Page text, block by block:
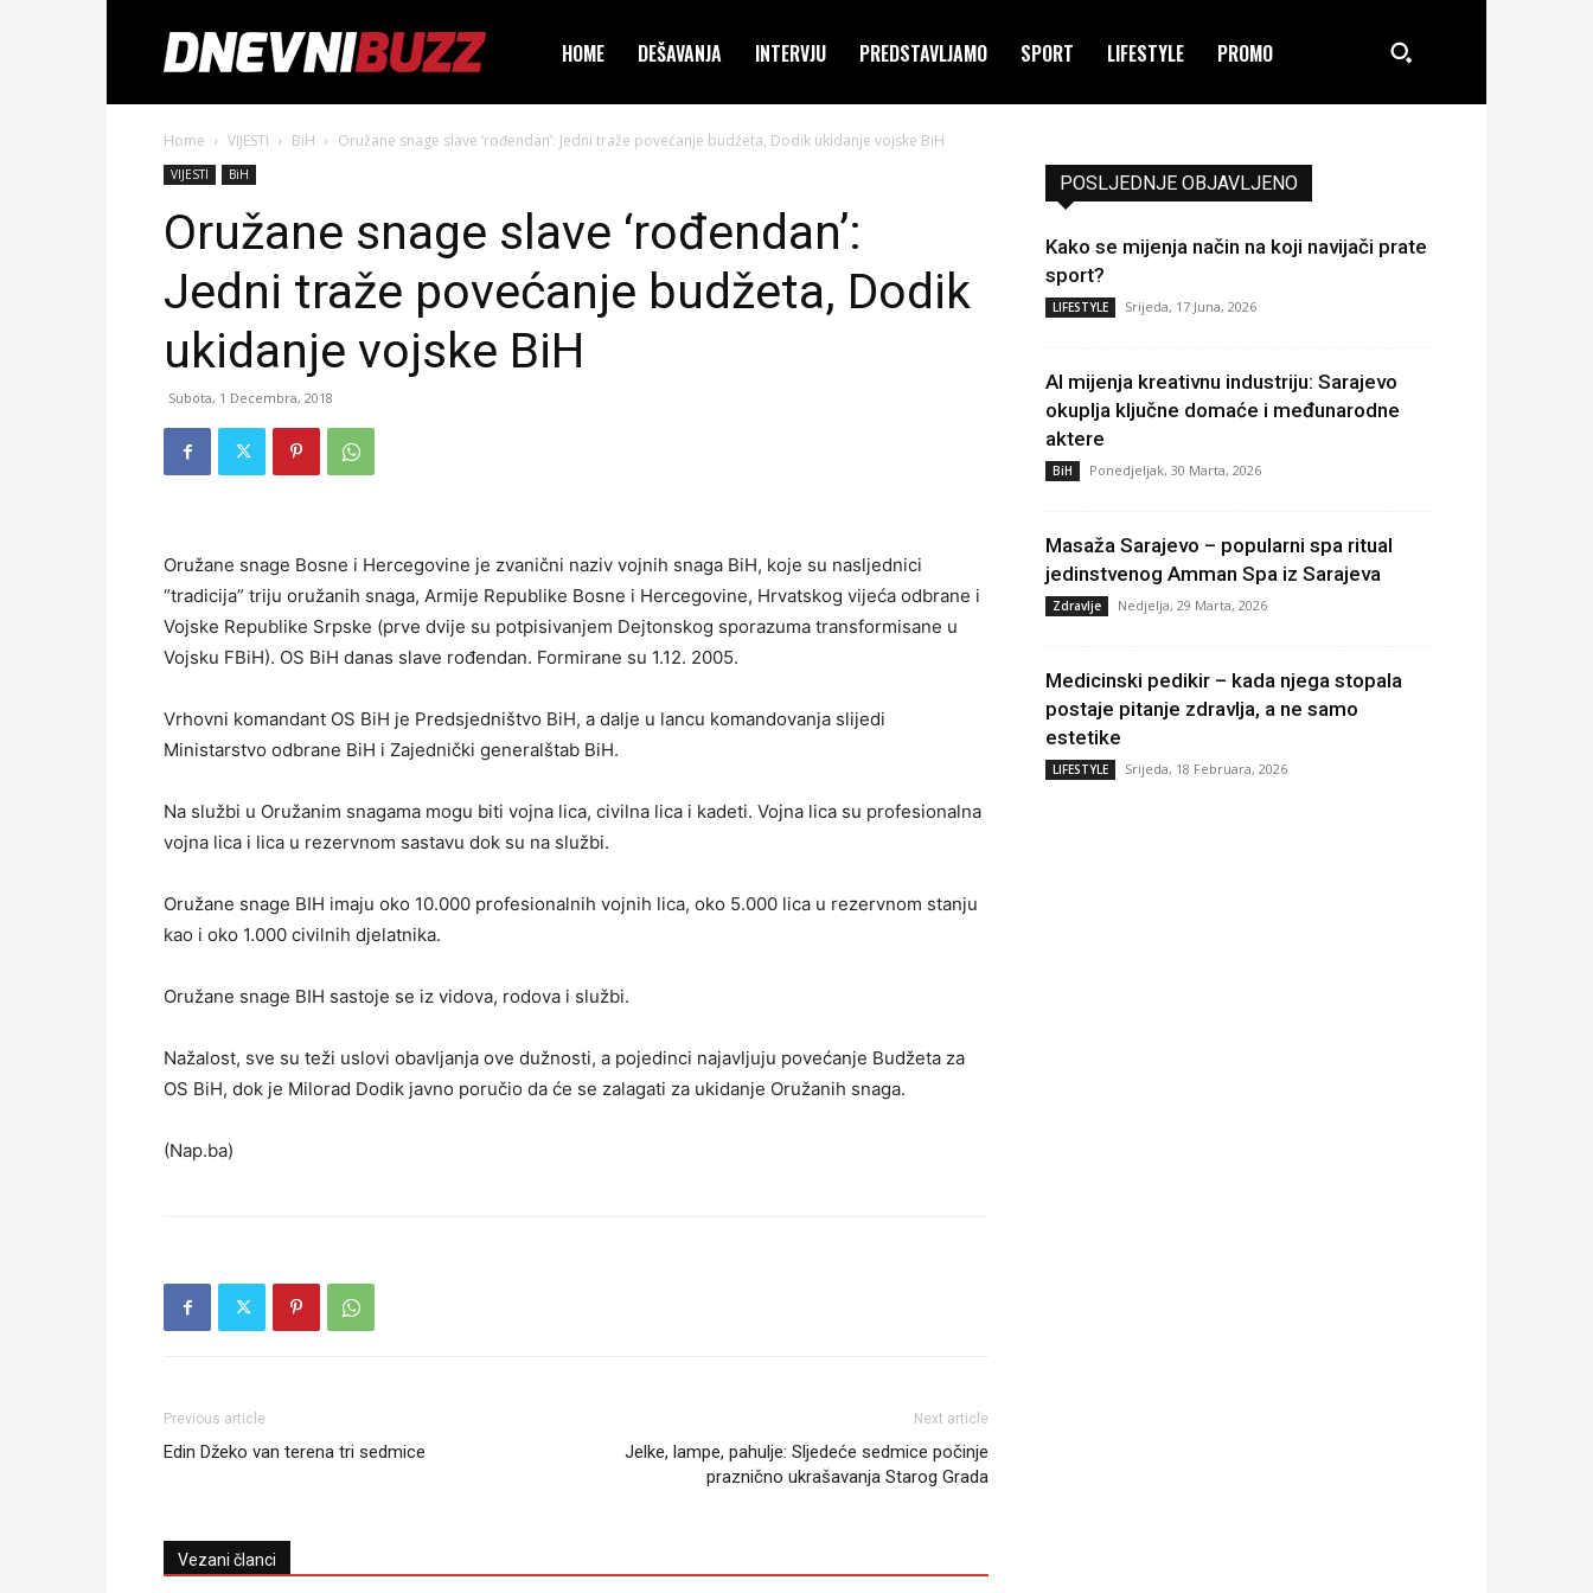
HOME DEŠAVANJA INTERVJU PREDSTAVLJAMO SPORT LIFESTYLE PROMO
Home VIJESTI BiH Oružane snage slave ‘rođendan’: Jedni traže povećanje budžeta, Dodik ukidanje vojske BiH
VIJESTI BiH
Oružane snage slave ‘rođendan’:
Jedni traže povećanje budžeta, Dodik
ukidanje vojske BiH
Subota, 1 Decembra, 2018
Oružane snage Bosne i Hercegovine je zvanični naziv vojnih snaga BiH, koje su nasljednici
“tradicija” triju oružanih snaga, Armije Republike Bosne i Hercegovine, Hrvatskog vijeća odbrane i
Vojske Republike Srpske (prve dvije su potpisivanjem Dejtonskog sporazuma transformisane u
Vojsku FBiH). OS BiH danas slave rođendan. Formirane su 1.12. 2005.
Vrhovni komandant OS BiH je Predsjedništvo BiH, a dalje u lancu komandovanja slijedi
Ministarstvo odbrane BiH i Zajednički generalštab BiH.
Na službi u Oružanim snagama mogu biti vojna lica, civilna lica i kadeti. Vojna lica su profesionalna
vojna lica i lica u rezervnom sastavu dok su na službi.
Oružane snage BIH imaju oko 10.000 profesionalnih vojnih lica, oko 5.000 lica u rezervnom stanju
kao i oko 1.000 civilnih djelatnika.
Oružane snage BIH sastoje se iz vidova, rodova i službi.
Nažalost, sve su teži uslovi obavljanja ove dužnosti, a pojedinci najavljuju povećanje Budžeta za
OS BiH, dok je Milorad Dodik javno poručio da će se zalagati za ukidanje Oružanih snaga.
(Nap.ba)
Previous article
Edin Džeko van terena tri sedmice
Next article
Jelke, lampe, pahulje: Sljedeće sedmice počinje
praznično ukrašavanja Starog Grada
Vezani članci
POSLJEDNJE OBJAVLJENO
Kako se mijenja način na koji navijači prate
sport?
LIFESTYLE Srijeda, 17 Juna, 2026
AI mijenja kreativnu industriju: Sarajevo
okuplja ključne domaće i međunarodne
aktere
BiH Ponedjeljak, 30 Marta, 2026
Masaža Sarajevo – popularni spa ritual
jedinstvenog Amman Spa iz Sarajeva
Zdravlje Nedjelja, 29 Marta, 2026
Medicinski pedikir – kada njega stopala
postaje pitanje zdravlja, a ne samo
estetike
LIFESTYLE Srijeda, 18 Februara, 2026